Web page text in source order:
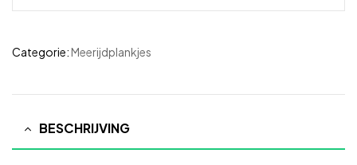
Categorie:Meerijdplankjes
BESCHRIJVING